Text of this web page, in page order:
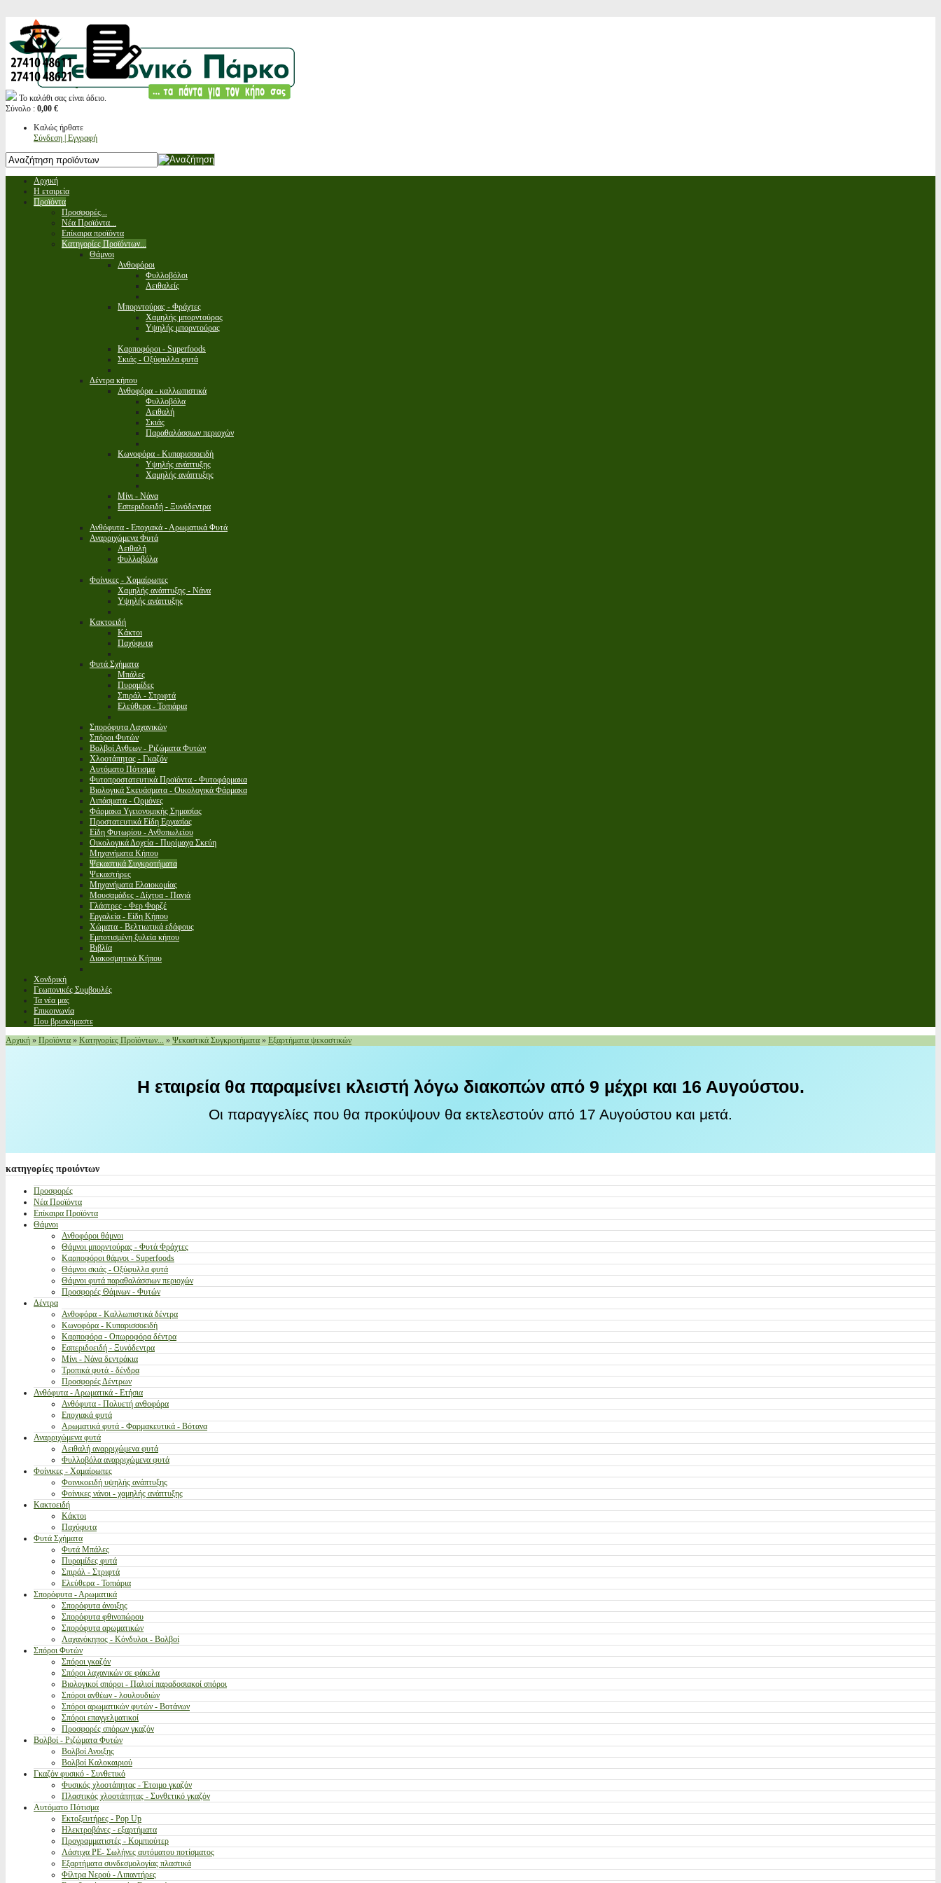
Το καλάθι σας είναι άδειο.
Σύνολο : 0,00 €
Καλώς ήρθατε
Σύνδεση | Εγγραφή
Αρχική
Η εταιρεία
Προϊόντα
Προσφορές...
Νέα Προϊόντα...
Επίκαιρα προϊόντα
Κατηγορίες Προϊόντων...
Θάμνοι
Ανθοφόροι
Φυλλοβόλοι
Αειθαλείς
Μπορντούρας - Φράχτες
Χαμηλής μπορντούρας
Υψηλής μπορντούρας
Καρποφόροι - Superfoods
Σκιάς - Οξύφυλλα φυτά
Δέντρα κήπου
Ανθοφόρα - καλλωπιστικά
Φυλλοβόλα
Αειθαλή
Σκιάς
Παραθαλάσσιων περιοχών
Κωνοφόρα - Κυπαρισσοειδή
Υψηλής ανάπτυξης
Χαμηλής ανάπτυξης
Μίνι - Νάνα
Εσπεριδοειδή - Ξυνόδεντρα
Ανθόφυτα - Εποχιακά - Αρωματικά Φυτά
Αναρριχώμενα Φυτά
Αειθαλή
Φυλλοβόλα
Φοίνικες - Χαμαίρωπες
Χαμηλής ανάπτυξης - Νάνα
Υψηλής ανάπτυξης
Κακτοειδή
Κάκτοι
Παχύφυτα
Φυτά Σχήματα
Μπάλες
Πυραμίδες
Σπιράλ - Στριφτά
Ελεύθερα - Τοπιάρια
Σπορόφυτα Λαχανικών
Σπόροι Φυτών
Βολβοί Ανθεων - Ριζώματα Φυτών
Χλοοτάπητας - Γκαζόν
Αυτόματο Πότισμα
Φυτοπροστατευτικά Προϊόντα - Φυτοφάρμακα
Βιολογικά Σκευάσματα - Οικολογικά Φάρμακα
Λιπάσματα - Ορμόνες
Φάρμακα Υγειονομικής Σημασίας
Προστατευτικά Είδη Εργασίας
Είδη Φυτωρίου - Ανθοπωλείου
Οικολογικά Δοχεία - Πυρίμαχα Σκεύη
Μηχανήματα Κήπου
Ψεκαστικά Συγκροτήματα
Ψεκαστήρες
Μηχανήματα Ελαιοκομίας
Μουσαμάδες - Δίχτυα - Πανιά
Γλάστρες - Φερ Φορζέ
Εργαλεία - Είδη Κήπου
Χώματα - Βελτιωτικά εδάφους
Εμποτισμένη ξυλεία κήπου
Βιβλία
Διακοσμητικά Κήπου
Χονδρική
Γεωπονικές Συμβουλές
Τα νέα μας
Επικοινωνία
Που βρισκόμαστε
Αρχική » Προϊόντα » Κατηγορίες Προϊόντων... » Ψεκαστικά Συγκροτήματα » Εξαρτήματα ψεκαστικών
Η εταιρεία θα παραμείνει κλειστή λόγω διακοπών από 9 μέχρι και 16 Αυγούστου.
Οι παραγγελίες που θα προκύψουν θα εκτελεστούν από 17 Αυγούστου και μετά.
κατηγορίες προιόντων
Προσφορές
Νέα Προϊόντα
Επίκαιρα Προϊόντα
Θάμνοι
Ανθοφόροι θάμνοι
Θάμνοι μπορντούρας - Φυτά Φράχτες
Καρποφόροι θάμνοι - Superfoods
Θάμνοι σκιάς - Οξύφυλλα φυτά
Θάμνοι φυτά παραθαλάσσιων περιοχών
Προσφορές Θάμνων - Φυτών
Δέντρα
Ανθοφόρα - Καλλωπιστικά δέντρα
Κωνοφόρα - Κυπαρισσοειδή
Καρποφόρα - Οπωροφόρα δέντρα
Εσπεριδοειδή - Ξυνόδεντρα
Μίνι - Νάνα δεντράκια
Τροπικά φυτά - δένδρα
Προσφορές Δέντρων
Ανθόφυτα - Αρωματικά - Ετήσια
Ανθόφυτα - Πολυετή ανθοφόρα
Εποχιακά φυτά
Αρωματικά φυτά - Φαρμακευτικά - Βότανα
Αναρριχώμενα φυτά
Αειθαλή αναρριχώμενα φυτά
Φυλλοβόλα αναρριχώμενα φυτά
Φοίνικες - Χαμαίρωπες
Φοινικοειδή υψηλής ανάπτυξης
Φοίνικες νάνοι - χαμηλής ανάπτυξης
Κακτοειδή
Κάκτοι
Παχύφυτα
Φυτά Σχήματα
Φυτά Μπάλες
Πυραμίδες φυτά
Σπιράλ - Στριφτά
Ελεύθερα - Τοπιάρια
Σπορόφυτα - Αρωματικά
Σπορόφυτα άνοιξης
Σπορόφυτα φθινοπώρου
Σπορόφυτα αρωματικών
Λαχανόκηπος - Κόνδυλοι - Βολβοί
Σπόροι Φυτών
Σπόροι γκαζόν
Σπόροι λαχανικών σε φάκελα
Βιολογικοί σπόροι - Παλιοί παραδοσιακοί σπόροι
Σπόροι ανθέων - λουλουδιών
Σπόροι αρωματικών φυτών - Βοτάνων
Σπόροι επαγγελματικοί
Προσφορές σπόρων γκαζόν
Βολβοί - Ριζώματα Φυτών
Βολβοί Ανοιξης
Βολβοί Καλοκαιριού
Γκαζόν φυσικό - Συνθετικό
Φυσικός χλοοτάπητας - Έτοιμο γκαζόν
Πλαστικός χλοοτάπητας - Συνθετικό γκαζόν
Αυτόματο Πότισμα
Εκτοξευτήρες - Pop Up
Ηλεκτροβάνες - εξαρτήματα
Προγραμματιστές - Κομπιούτερ
Λάστιχα PE- Σωλήνες αυτόματου ποτίσματος
Εξαρτήματα συνδεσμολογίας πλαστικά
Φίλτρα Νερού - Λιπαντήρες